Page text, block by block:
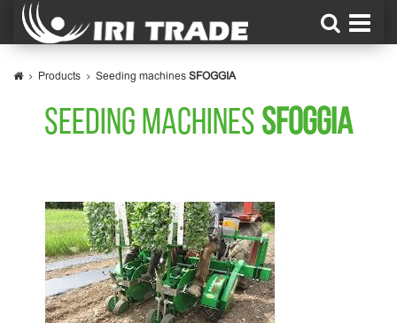
Products Seeding machines SFOGGIA
SEEDING MACHINES SFOGGIA